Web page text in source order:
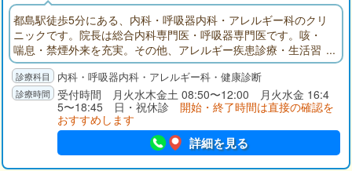
都島駅徒歩5分にある、内科・呼吸器内科・アレルギー科のクリ
ニックです。院長は総合内科専門医・呼吸器専門医です。咳・
喘息・禁煙外来を充実。その他、アレルギー疾患診療・生活習
慣病の管理・各種予防接種・健康診断等可能です。
内科・呼吸器内科・アレルギー科・健康診断
受付時間 月火水木金土 08:50〜12:00 月火水金 16:4
5〜18:45 日・祝休診 開始・終了時間は直接の確認を
おすすめします
詳細を見る